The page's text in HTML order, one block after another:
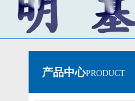
产品中心PRODUCT